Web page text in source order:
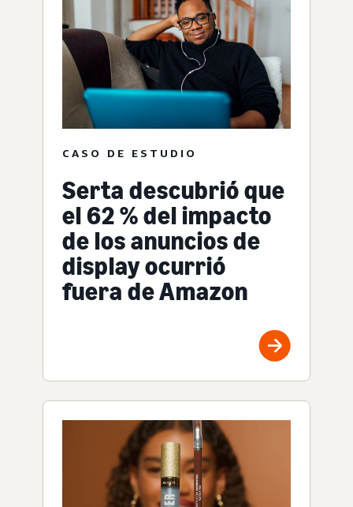
CASO DE ESTUDIO
Serta descubrió que
el 62 % del impacto
de los anuncios de
display ocurrió
fuera de Amazon